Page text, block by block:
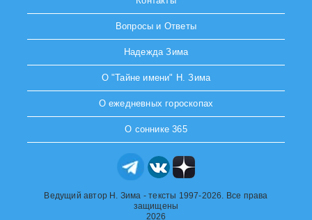
Вопросы и Ответы
Надежда Зима
О "Тайне имени" Н. Зима
О ежедневных гороскопах
О соннике 365
Ведущий автор Н. Зима - тексты 1997-2026. Все права
защищены
2026